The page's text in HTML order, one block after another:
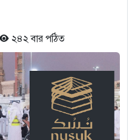
২৪২ বার পঠিত